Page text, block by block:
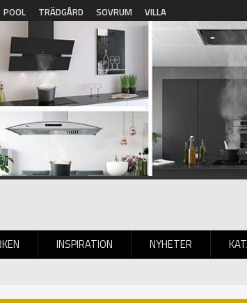
POOL TRÄDGÅRD SOVRUM VILLA
INSPIRATION NYHETER